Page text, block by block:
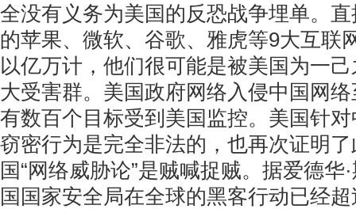
全没有义务为美国的反恐战争埋单。
的苹果、微软、谷歌、雅虎等9大互联
以亿万计，他们很可能是被美国为一
大受害群。美国政府网络入侵中国网
有数百个目标受到美国监控。美国针
窃密行为是完全非法的，也再次证明
国“网络威胁论”是贼喊捉贼。据爱德华
国国家安全局在全球的黑客行动已经